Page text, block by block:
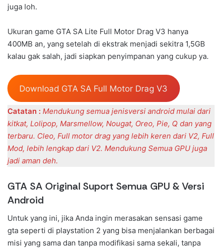
juga loh.
Ukuran game GTA SA Lite Full Motor Drag V3 hanya
400MB an, yang setelah di ekstrak menjadi sekitra 1,5GB
kalau gak salah, jadi siapkan penyimpanan yang cukup ya.
Download GTA SA Full Motor Drag V3
Catatan : Mendukung semua jenisversi android mulai dari
kitkat, Lolipop, Marsmellow, Nougat, Oreo, Pie, Q dan yang
terbaru. Cleo, Full motor drag yang lebih keren dari V2, Full
Mod, lebih lengkap dari V2. Mendukung Semua GPU juga
jadi aman deh.
GTA SA Original Suport Semua GPU & Versi
Android
Untuk yang ini, jika Anda ingin merasakan sensasi game
gta seperti di playstation 2 yang bisa menjalankan berbagai
misi yang sama dan tanpa modifikasi sama sekali, tanpa